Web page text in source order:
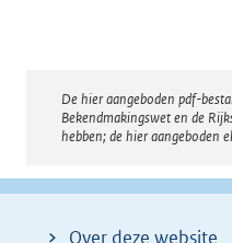
Disclaimer
De hier aangeboden pdf-
Bekendmakingswet en de
hebben; de hier aangeboden
Over deze website